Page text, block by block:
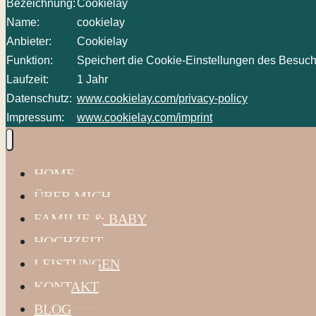
Bezeichnung:Cookielay
Name:
cookielay
Anbieter:
Cookielay
Funktion:
Speichert die Cookie-Einstellungen des
Laufzeit:
1 Jahr
Datenschutz: www.cookielay.com/privacy-policy
Impressum:
www.cookielay.com/imprint
HOME
ÜBER MICH
FAMILIE & BABY
HOCHZEIT
LEISTUNGEN
KONTAKT
BLOG